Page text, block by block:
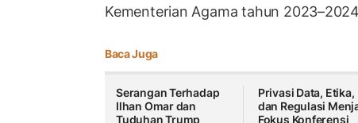
Kementerian Agama tahun
Baca Juga
Serangan Terhadap
Ilhan Omar dan
Tuduhan Trump
Privasi Data, Etika,
dan Regulasi
Fokus Konferensi